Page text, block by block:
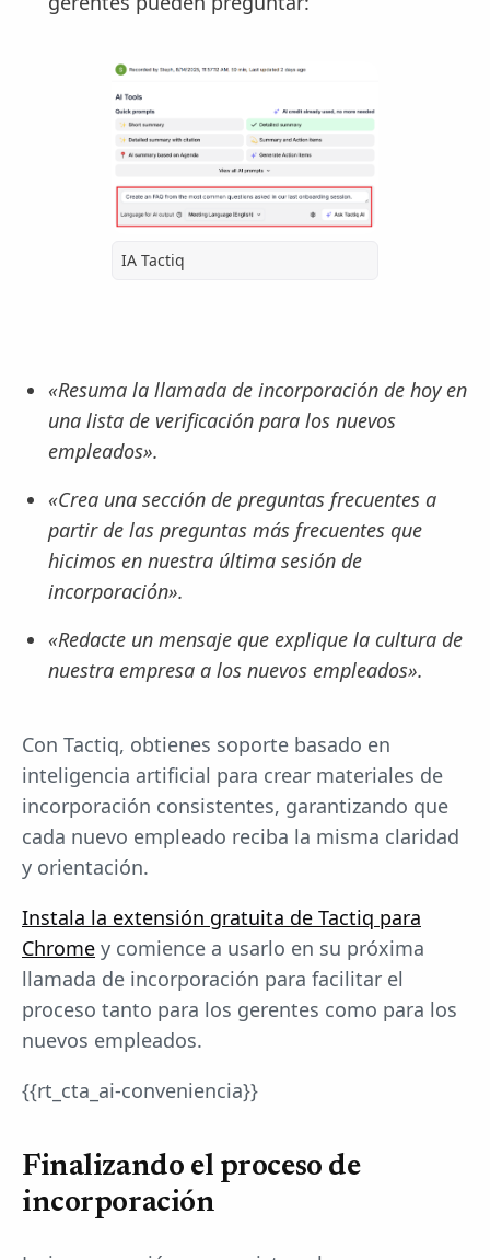
IA Tactiq
«Resuma la llamada de incorporación de hoy en
una lista de verificación para los nuevos
empleados».
«Crea una sección de preguntas frecuentes a
partir de las preguntas más frecuentes que
hicimos en nuestra última sesión de
incorporación».
«Redacte un mensaje que explique la cultura de
nuestra empresa a los nuevos empleados».
Con Tactiq, obtienes soporte basado en
inteligencia artificial para crear materiales de
incorporación consistentes, garantizando que
cada nuevo empleado reciba la misma claridad
y orientación.
Instala la extensión gratuita de Tactiq para
Chrome y comience a usarlo en su próxima
llamada de incorporación para facilitar el
proceso tanto para los gerentes como para los
nuevos empleados.
{{rt_cta_ai-conveniencia}}
Finalizando el proceso de
incorporación